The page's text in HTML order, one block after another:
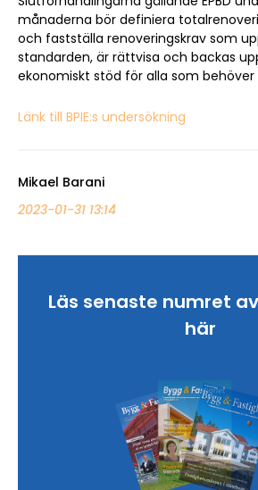
månaderna bör definiera
och fastställa renoveringskrav som
standarden, är rättvisa och backas
ekonomiskt stöd för alla som behöver
Länk till BPIE:s undersökning
Mikael Barani
2023-01-31 13:14
Läs senaste numret
här